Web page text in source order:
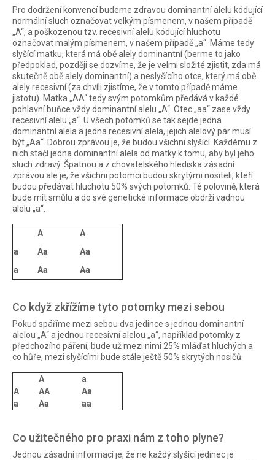
Pro dodržení konvencí budeme zdravou dominantní alelu kódující
normální sluch označovat velkým písmenem, v našem případě
„A“, a poškozenou tzv. recesivní alelu kódující hluchotu
označovat malým písmenem, v našem případě „a“. Máme tedy
slyšící matku, která má obě alely dominantní (berme to jako
předpoklad, později se dozvíme, že je velmi složité zjistit, zda má
skutečně obě alely dominantní) a neslyšícího otce, který má obě
alely recesivní (za chvíli zjistíme, že v tomto případě máme
jistotu). Matka „AA“ tedy svým potomkům předává v každé
pohlavní buňce vždy dominantní alelu „A“. Otec „aa“ zase vždy
recesivní alelu „a“. U všech potomků se tak sejde jedna
dominantní alela a jedna recesivní alela, jejich alelový pár musí
být „Aa“. Dobrou zprávou je, že budou všichni slyšící. Každému z
nich stačí jedna dominantní alela od matky k tomu, aby byl jeho
sluch zdravý. Špatnou a z chovatelského hlediska zásadní
zprávou ale je, že všichni potomci budou skrytými nositeli, kteří
budou předávat hluchotu 50% svých potomků. Té polovině, která
bude mít smůlu a do své genetické informace obdrží vadnou
alelu „a“.
A
A
a
Aa
Aa
a
Aa Aa
Co když zkřížíme tyto potomky mezi sebou
Pokud spáříme mezi sebou dva jedince s jednou dominantní
alelou „A“ a jednou recesivní alelou „a“, například potomky z
předchozího páření, bude už mezi nimi 25% mláďat hluchých a
co hůře, mezi slyšícími bude stále ještě 50% skrytých nosičů.
A
a
A
AA
Aa
a
Aa aa
Co užitečného pro praxi nám z toho plyne?
Jednou zásadní informací je, že ne každý slyšící jedinec je